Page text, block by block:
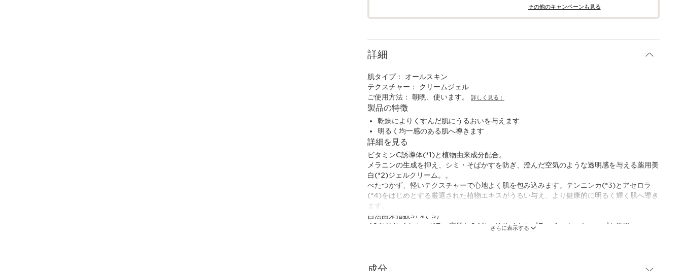
その他のキャンペーンも見る​
詳細
さらに表示する
肌タイプ： オールスキン
テクスチャー： クリームジェル
ご使用方法： 朝晩、使います。 詳しく見る：
製品の特徴
乾燥によりくすんだ肌にうるおいを与えます
明るく均一感のある肌へ導きます
詳細を見る
ビタミンC誘導体(*1)と植物由来成分配合。
メラニンの生成を抑え、シミ・そばかすを防ぎ、澄んだ空気のような透明感を与える薬用美
白(*2)ジェルクリーム。。
べたつかず、軽いテクスチャーで心地よく肌を包み込みます。テンニンカ(*3)とアセロラ
(*4)をはじめとする厳選された植物エキスがうるい与え、より健康的に明るく輝く肌へ導き
ます。
自然由来指数91％(*5）
40％リサイクルのガラス容器と64％のリサイクルプラスチックのキャップを使用。
*3 テンニンカ果実エキス(保湿成分)
*4 アセロラ種子エキス、アセロラエキス(すべて保湿成分)